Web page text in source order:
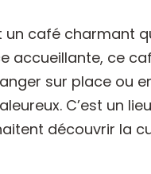
un café
accueillante, ce
sur place ou
C’est un
découvrir la